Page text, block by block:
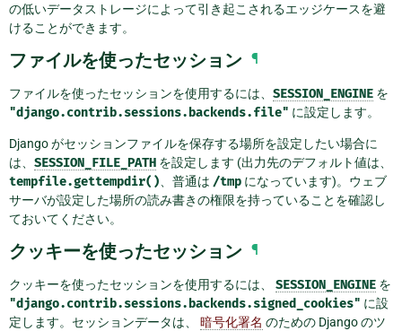
の低いデータストレージによって引き起こされるエッジケースを避
けることができます。
ファイルを使ったセッション ¶
ファイルを使ったセッションを使用するには、 SESSION_ENGINE を
"django.contrib.sessions.backends.file" に設定します。
Django がセッションファイルを保存する場所を設定したい場合に
は、 SESSION_FILE_PATH を設定します (出力先のデフォルト値は、
tempfile.gettempdir() 、普通は /tmp になっています)。ウェブ
サーバが設定した場所の読み書きの権限を持っていることを確認し
ておいてください。
クッキーを使ったセッション ¶
クッキーを使ったセッションを使用するには、 SESSION_ENGINE を
"django.contrib.sessions.backends.signed_cookies" に設
定します。セッションデータは、 暗号化署名 のための Django のツ